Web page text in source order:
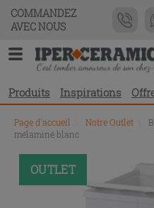
COMMANDEZ
AVEC NOUS
Produits Inspirations
Page d'accueil Notre Outlet
mélaminé blanc
OUTLET